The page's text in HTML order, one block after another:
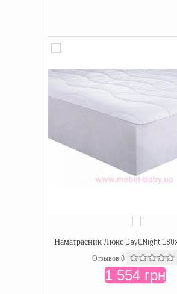
Наматрасник Люкс Day&Night
Отзывов 0
1 554 грн